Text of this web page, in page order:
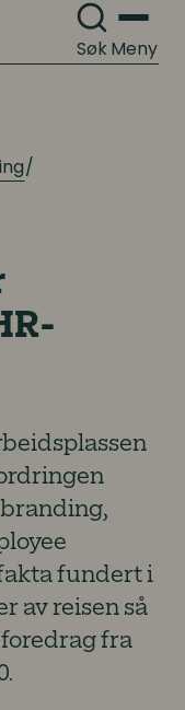
SøkMeny
fundert i
av reisen så
fra